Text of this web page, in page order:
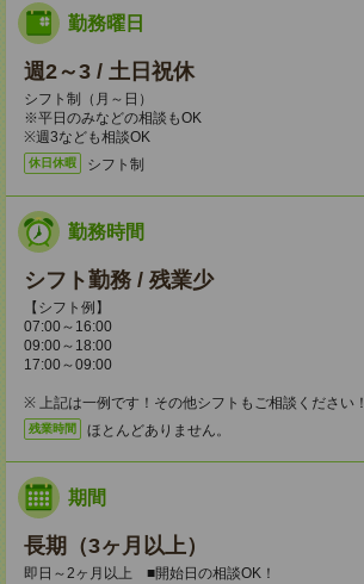
勤務曜日
週2～3 / 土日祝休
シフト制（月～日）
※平日のみなどの相談もOK
※週3なども相談OK
休日休暇 シフト制
勤務時間
シフト勤務 / 残業少
【シフト例】
07:00～16:00
09:00～18:00
17:00～09:00
※ 上記は一例です！その他シフトもご相談ください！
残業時間 ほとんどありません。
期間
長期（3ヶ月以上）
即日～2ヶ月以上 ■開始日の相談OK！